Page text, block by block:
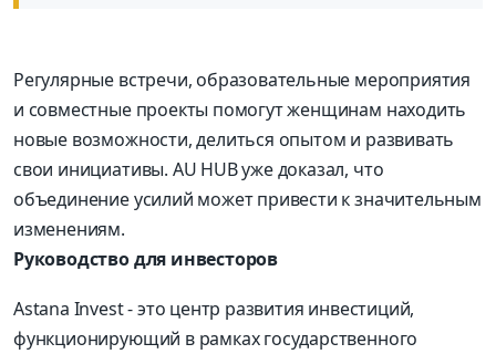
Регулярные встречи, образовательные мероприятия
и совместные проекты помогут женщинам находить
новые возможности, делиться опытом и развивать
свои инициативы. AU HUB уже доказал, что
объединение усилий может привести к значительным
изменениям.
Руководство для инвесторов
Astana Invest - это центр развития инвестиций,
функционирующий в рамках государственного